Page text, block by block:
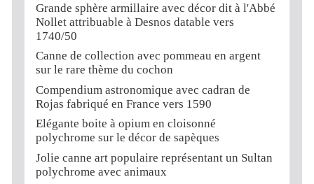
Grande sphère armillaire avec décor dit à l'Abbé
Nollet attribuable à Desnos datable vers
1740/50
Canne de collection avec pommeau en argent
sur le rare thème du cochon
Compendium astronomique avec cadran de
Rojas fabriqué en France vers 1590
Elégante boite à opium en cloisonné
polychrome sur le décor de sapèques
Jolie canne art populaire représentant un Sultan
polychrome avec animaux